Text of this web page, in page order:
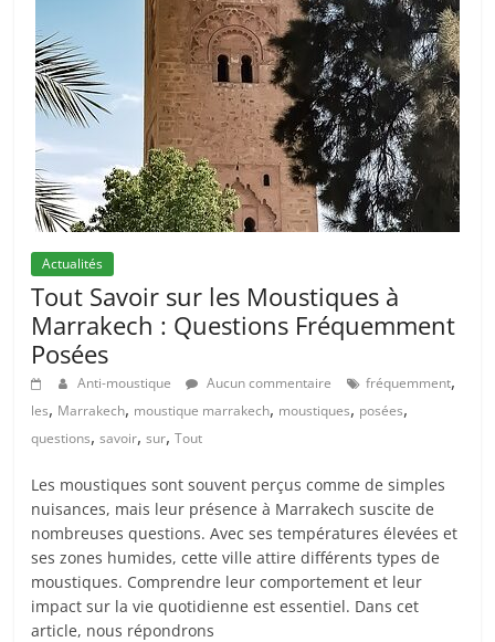
Actualités
Tout Savoir sur les Moustiques à
Marrakech : Questions Fréquemment
Posées
Anti-moustique Aucun commentaire fréquemment,
les, Marrakech, moustique marrakech, moustiques, posées,
questions,savoir,sur,Tout
Les moustiques sont souvent perçus comme de simples
nuisances, mais leur présence à Marrakech suscite de
nombreuses questions. Avec ses températures élevées et
ses zones humides, cette ville attire différents types de
moustiques. Comprendre leur comportement et leur
impact sur la vie quotidienne est essentiel. Dans cet
article, nous répondrons